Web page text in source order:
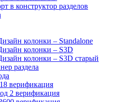
в конструктор разделов
колонки – Standalone
колонки – S3D
колонки – S3D старый
раздела
верификация
2 верификация